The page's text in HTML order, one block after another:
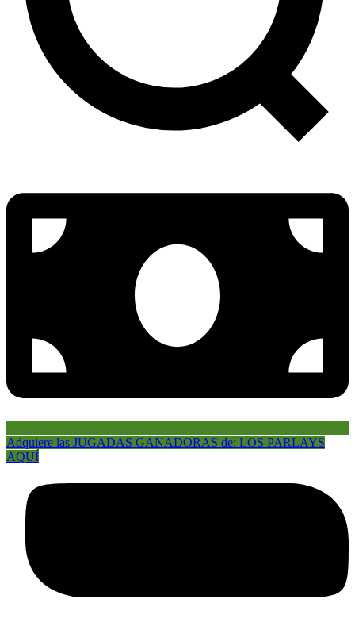
Adquiere las JUGADAS GANADORAS de: LOS PARLAYS
AQUÍ